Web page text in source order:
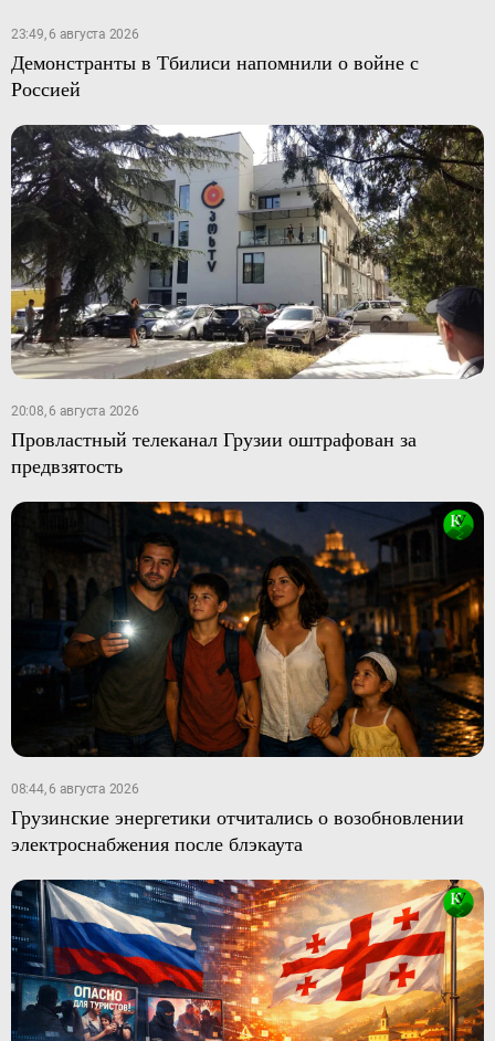
23:49, 6 августа 2026
Демонстранты в Тбилиси напомнили о войне с
Россией
20:08, 6 августа 2026
Провластный телеканал Грузии оштрафован за
предвзятость
08:44, 6 августа 2026
Грузинские энергетики отчитались о возобновлении
электроснабжения после блэкаута